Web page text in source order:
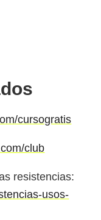
cursogratis
club
resistencias:
usos-